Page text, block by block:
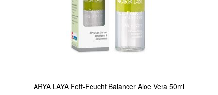
ARYA LAYA Fett-Feucht Balancer Aloe Vera 50ml